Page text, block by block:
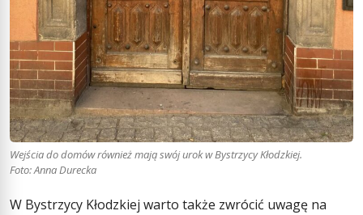
Wejścia do domów również mają swój urok w Bystrzycy Kłodzkiej.
Foto: Anna Durecka
W Bystrzycy Kłodzkiej warto także zwrócić uwagę na